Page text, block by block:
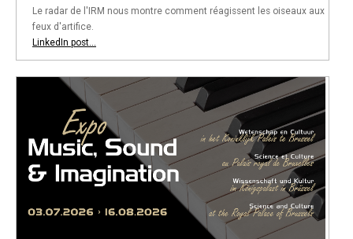
Le radar de l'IRM nous montre comment réagissent les oiseaux aux
feux d'artifice.
LinkedIn post...